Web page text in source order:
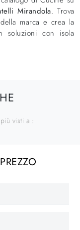
Mirandola. Trova
marca e crea la
soluzioni con isola
visti a :